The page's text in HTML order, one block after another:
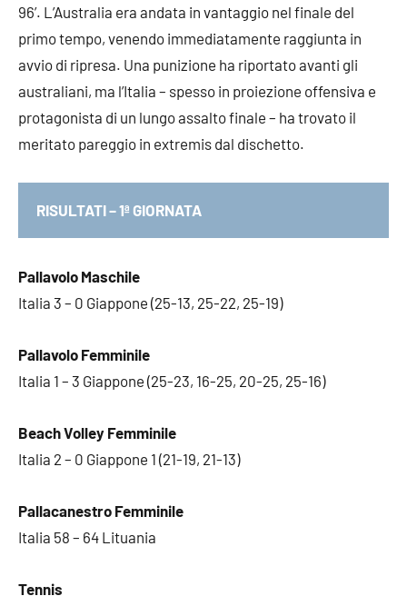
96’. L’Australia era andata in vantaggio nel finale del
primo tempo, venendo immediatamente raggiunta in
avvio di ripresa. Una punizione ha riportato avanti gli
australiani, ma l’Italia – spesso in proiezione offensiva e
protagonista di un lungo assalto finale – ha trovato il
meritato pareggio in extremis dal dischetto.
RISULTATI – 1ª GIORNATA
Pallavolo Maschile
Italia 3 – 0 Giappone (25-13, 25-22, 25-19)
Pallavolo Femminile
Italia 1 – 3 Giappone (25-23, 16-25, 20-25, 25-16)
Beach Volley Femminile
Italia 2 – 0 Giappone 1 (21-19, 21-13)
Pallacanestro Femminile
Italia 58 – 64 Lituania
Tennis